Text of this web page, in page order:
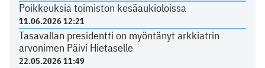
Poikkeuksia toimiston kesäaukioloissa
11.06.2026 12:21
Tasavallan presidentti on myöntänyt arkkiatrin
arvonimen Päivi Hietaselle
22.05.2026 11:49